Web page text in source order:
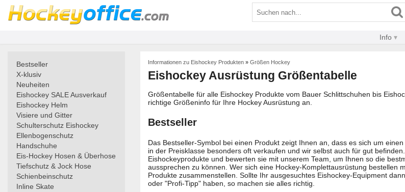
Info
Bestseller
X-klusiv
Neuheiten
Eishockey SALE Ausverkauf
Eishockey Helm
Visiere und Gitter
Schulterschutz Eishockey
Ellenbogenschutz
Handschuhe
Eis-Hockey Hosen & Überhose
Tiefschutz & Jock Hose
Schienbeinschutz
Inline Skate
Informationen zu Eishockey Produkten » Größen Hockey
Eishockey Ausrüstung Größentabelle
Größentabelle für alle Eishockey Produkte vom Bauer Schlittschuhen bis
richtige Größeninfo für Ihre Hockey Ausrüstung an.
Bestseller
Das Bestseller-Symbol bei einen Produkt zeigt Ihnen an, dass es sich um
in der Preisklasse besonders oft verkaufen und wir selbst auch für gut
Eishockeyprodukte und bewerten sie mit unserem Team, um Ihnen so die
aussprechen zu können. Wer sich eine Hockey-Komplettausrüstung bestellen
Produkte zusammenstellen. Sollte Ihr ausgesuchtes Eishockey-Equipment
oder "Profi-Tipp" haben, so machen sie alles richtig.